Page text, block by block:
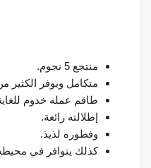
منتجع 5 نجوم.
متكامل ويوفر الكثير
طاقم عمله خدوم
إطلالته رائعة.
وفطوره لذيذ.
كذلك يتوافر في